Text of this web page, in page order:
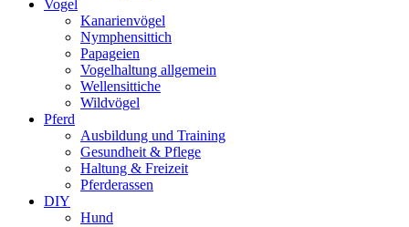
Vogel
Kanarienvögel
Nymphensittich
Papageien
Vogelhaltung allgemein
Wellensittiche
Wildvögel
Pferd
Ausbildung und Training
Gesundheit & Pflege
Haltung & Freizeit
Pferderassen
DIY
Hund